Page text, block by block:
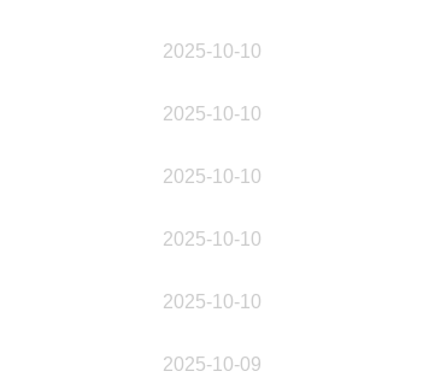
2025-10-10
2025-10-10
2025-10-10
2025-10-10
2025-10-10
2025-10-09